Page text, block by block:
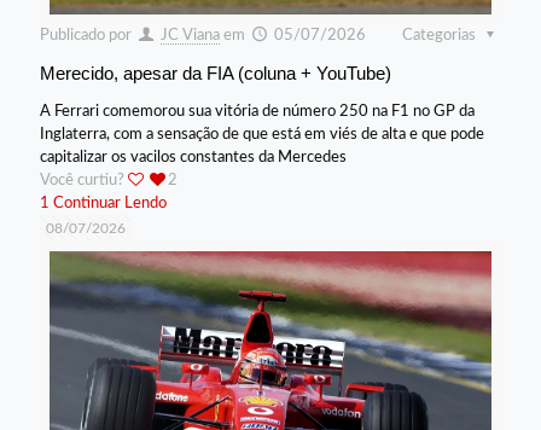
Publicado por JC Viana em 05/07/2026 Categorias
Merecido, apesar da FIA (coluna + YouTube)
A Ferrari comemorou sua vitória de número 250 na F1 no GP da
Inglaterra, com a sensação de que está em viés de alta e que pode
capitalizar os vacilos constantes da Mercedes
Você curtiu?
2
1 Continuar Lendo
08/07/2026